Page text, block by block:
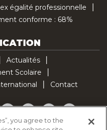
égalité professionnelle
conforme : 68%
Actualités
Scolaire
Contact
PinterestInstagramLinkedInTikTok
you agree to the